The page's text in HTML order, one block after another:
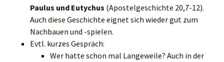
Paulus und Eutychus (Apostelgeschichte 20,7-12).
Auch diese Geschichte eignet sich wieder gut zum
Nachbauen und -spielen.
Evtl. kurzes Gespräch:
Wer hatte schon mal Langeweile? Auch in der